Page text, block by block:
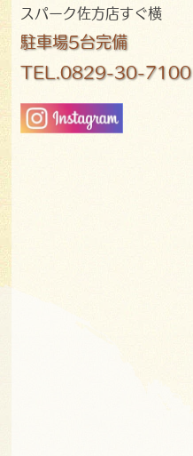
スパーク佐方店すぐ横
駐車場5台完備
TEL.0829-30-7100